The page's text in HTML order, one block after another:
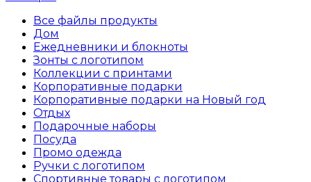
Все файлы продукты
Дом
Ежедневники и блокноты
Зонты с логотипом
Коллекции с принтами
Корпоративные подарки
Корпоративные подарки на Новый год
Отдых
Подарочные наборы
Посуда
Промо одежда
Ручки с логотипом
Спортивные товары с логотипом